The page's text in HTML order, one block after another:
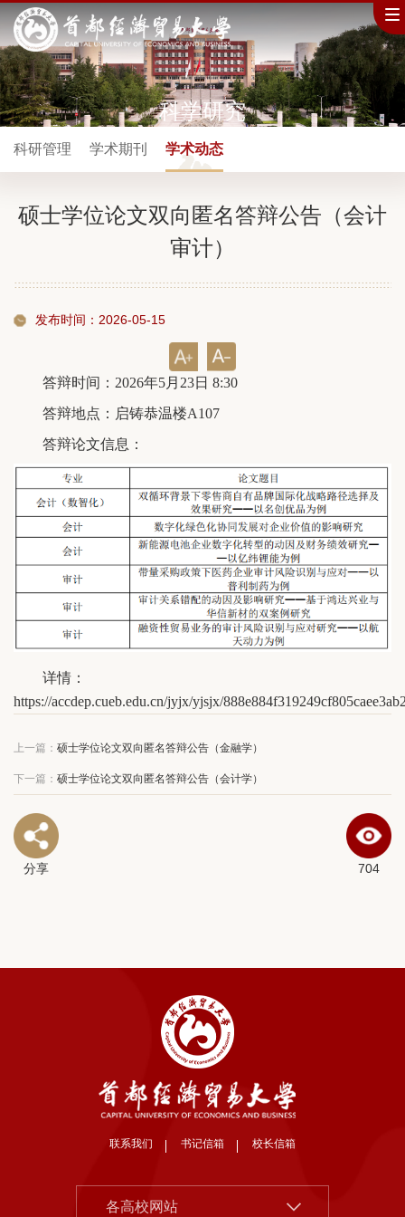
科学研究
科研管理 学术期刊 学术动态
硕士学位论文双向匿名答辩公告（会计
审计）
发布时间：2026-05-15
答辩时间：2026年5月23日 8:30
答辩地点：启铸恭温楼A107
答辩论文信息：
详情：
https://accdep.cueb.edu.cn/jyjx/yjsjx/
上一篇： 硕士学位论文双向匿名答辩公告（金融学）
下一篇： 硕士学位论文双向匿名答辩公告（会计学）
分享 704
各高校网站
北京大学
联系我们 书记信箱 校长信箱